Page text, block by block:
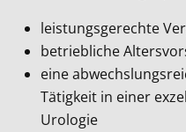
leistungsgerechte
betriebliche
eine
Tätigkeit in einer
Urologie